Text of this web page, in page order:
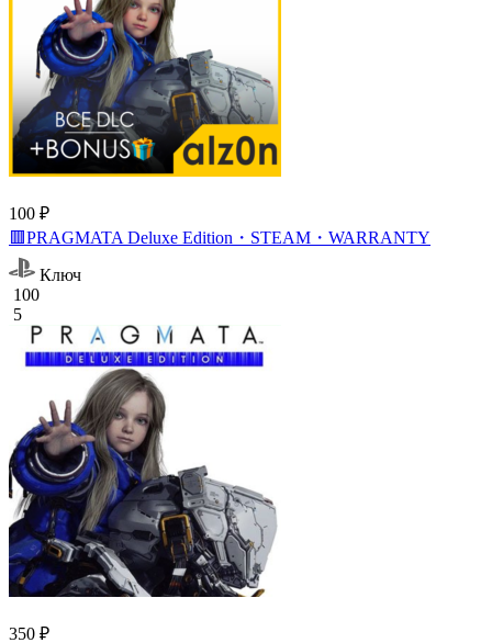
100 ₽
🟥PRAGMATA Deluxe Edition・STEAM・WARRANTY
Ключ
100
5
350 ₽